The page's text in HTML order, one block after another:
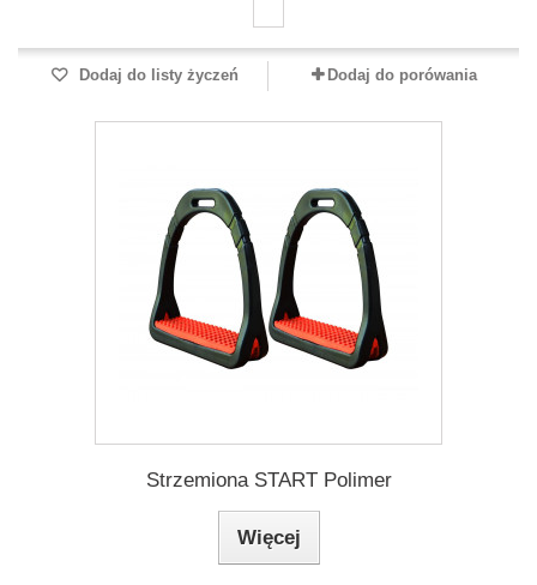
Dodaj do listy życzeń Dodaj do porówania
Strzemiona START Polimer
Więcej